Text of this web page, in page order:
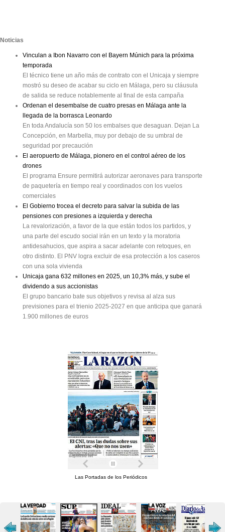
Noticias
Vinculan a Ibon Navarro con el Bayern Múnich para la próxima
temporada
El técnico tiene un año más de contrato con el Unicaja y siempre
mostró su deseo de acabar su ciclo en Málaga, pero su cláusula
de salida se reduce notablemente al final de esta campaña
Ordenan el desembalse de cuatro presas en Málaga ante la
llegada de la borrasca Leonardo
En toda Andalucía son 50 los embalses que desaguan. Dejan La
Concepción, en Marbella, muy por debajo de su umbral de
seguridad por precaución
El aeropuerto de Málaga, pionero en el control aéreo de los
drones
El programa Ensure permitirá autorizar aeronaves para transporte
de paquetería en tiempo real y coordinados con los vuelos
comerciales
El Gobierno trocea el decreto para salvar la subida de las
pensiones con presiones a izquierda y derecha
La revalorización, a favor de la que están todos los partidos, y
una parte del escudo social irán en un texto y la moratoria
antidesahucios, que aspira a sacar adelante con retoques, en
otro distinto. El PNV logra excluir de esa protección a los caseros
con una sola vivienda
Unicaja gana 632 millones en 2025, un 10,3% más, y sube el
dividendo a sus accionistas
El grupo bancario bate sus objetivos y revisa al alza sus
previsiones para el trienio 2025-2027 en que anticipa que ganará
1.900 millones de euros
Las Portadas de los Periódicos